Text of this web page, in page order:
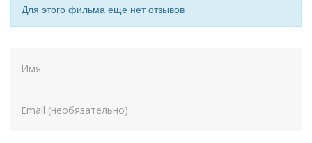
Для этого фильма еще нет отзывов